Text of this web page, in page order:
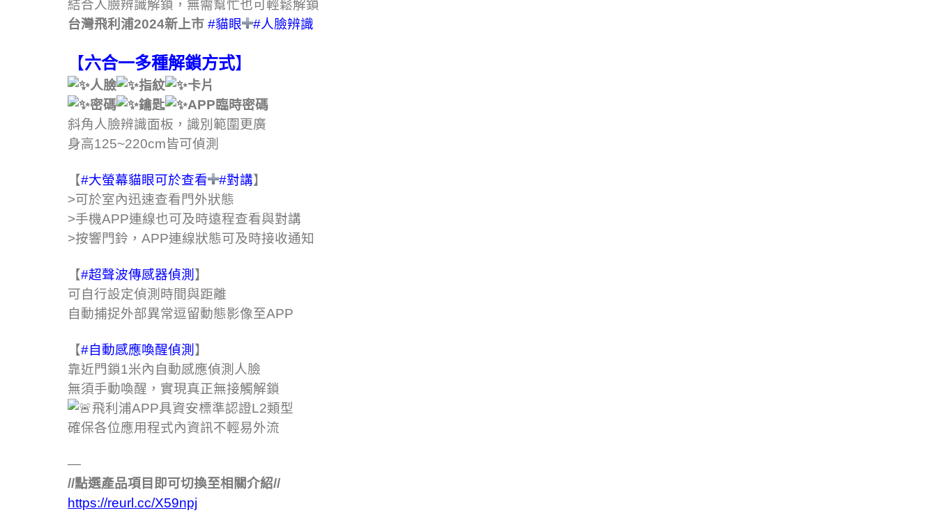
結合人臉辨識解鎖，無需幫忙也可輕鬆解鎖
台灣飛利浦2024新上市 #貓眼 #人臉辨識
【六合一多種解鎖方式】
人臉 指紋
卡片
密碼
鑰匙
APP臨時密碼
斜角人臉辨識面板，識別範圍更廣
身高125~220cm皆可偵測
【#大螢幕貓眼可於查看 #對講】
>可於室內迅速查看門外狀態
>手機APP連線也可及時遠程查看與對講
>按響門鈴，APP連線狀態可及時接收通知
【#超聲波傳感器偵測 】
可自行設定偵測時間與距離
自動捕捉外部異常逗留動態影像至APP
【#自動感應喚醒偵測 】
靠近門鎖1米內自動感應偵測人臉
無須手動喚醒，實現真正無接觸解鎖
飛利浦APP具資安標準認證L2類型
確保各位應用程式內資訊不輕易外流
—
//點選產品項目即可切換至相關介紹//
https://reurl.cc/X59npj